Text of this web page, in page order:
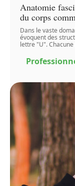
Anatomie
du corps
Dans le vaste
évoquent des
lettre "U". Chacune